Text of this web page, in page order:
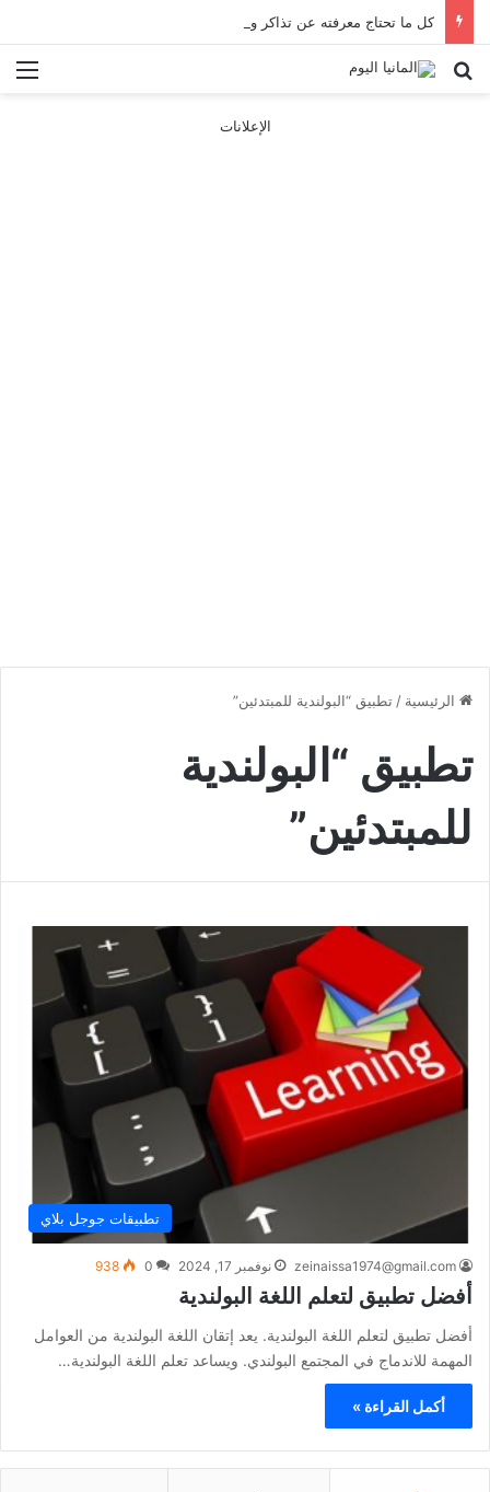
كل ما تحتاج معرفته عن تذاكر ووسائل النقل في باريس 2025
بحث عن
الإعلانات
الرئيسية / تطبيق “البولندية للمبتدئين”
تطبيق “البولندية
للمبتدئين”
تطبيقات جوجل بلاي
zeinaissa1974@gmail.com نوفمبر 17, 2024 0
938
أفضل تطبيق لتعلم اللغة البولندية
أفضل تطبيق لتعلم اللغة البولندية. يعد إتقان اللغة البولندية من العوامل
المهمة للاندماج في المجتمع البولندي. ويساعد تعلم اللغة البولندية…
أكمل القراءة »